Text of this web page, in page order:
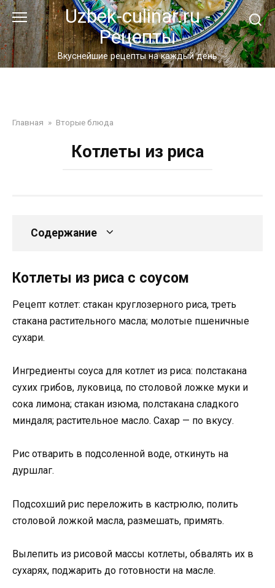
Перейти
к
контенту
Uzbek-culinar.ru -
Рецепты
Вкуснейшие рецепты на каждый день
Главная » Вторые блюда
Котлеты из риса
Содержание
Котлеты из риса с соусом
Рецепт котлет: стакан круглозерного риса, треть
стакана растительного масла; молотые пшеничные
сухари.
Ингредиенты соуса для котлет из риса: полстакана
сухих грибов, луковица, по столовой ложке муки и
сока лимона; стакан изюма, полстакана сладкого
миндаля; растительное масло. Сахар — по вкусу.
Рис отварить в подсоленной воде, откинуть на
дуршлаг.
Подсохший рис переложить в кастрюлю, полить
столовой ложкой масла, размешать, примять.
Вылепить из рисовой массы котлеты, обвалять их в
сухарях, поджарить до готовности на масле.